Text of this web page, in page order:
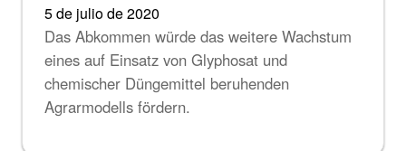
5 de julio de 2020
Das Abkommen würde das weitere Wachstum
eines auf Einsatz von Glyphosat und
chemischer Düngemittel beruhenden
Agrarmodells fördern.